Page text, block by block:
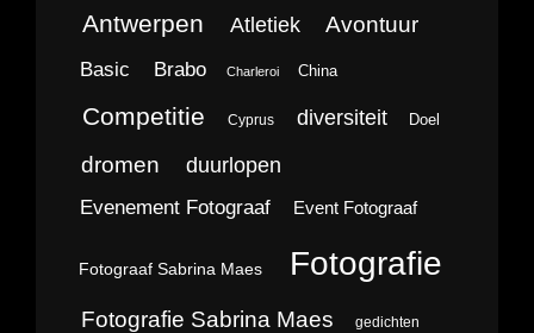
Antwerpen Atletiek Avontuur
Basic Brabo Charleroi China
Competitie Cyprus diversiteit Doel
dromen duurlopen
Evenement Fotograaf Event Fotograaf
Fotograaf Sabrina Maes Fotografie
Fotografie Sabrina Maes gedichten